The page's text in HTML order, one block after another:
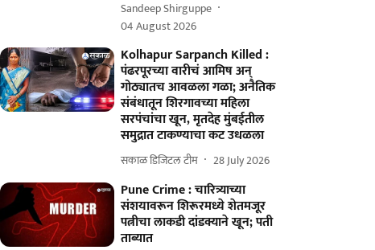
Sandeep Shirguppe
04 August 2026
Kolhapur Sarpanch Killed :
पंढरपूरच्या वारीचं आमिष अन्
गोठ्यातच आवळला गळा; अनैतिक
संबंधातून शिरगावच्या महिला
सरपंचांचा खून, मृतदेह मुंबईतील
समुद्रात टाकण्याचा कट उधळला
सकाळ डिजिटल टीम 28 July 2026
Pune Crime : चारित्र्याच्या
संशयावरून शिरूरमध्ये शेतमजूर
पत्नीचा लाकडी दांडक्याने खून; पती
ताब्यात